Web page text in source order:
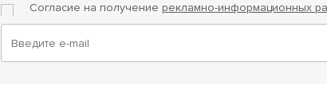
Согласие на получение рекламно-информационных